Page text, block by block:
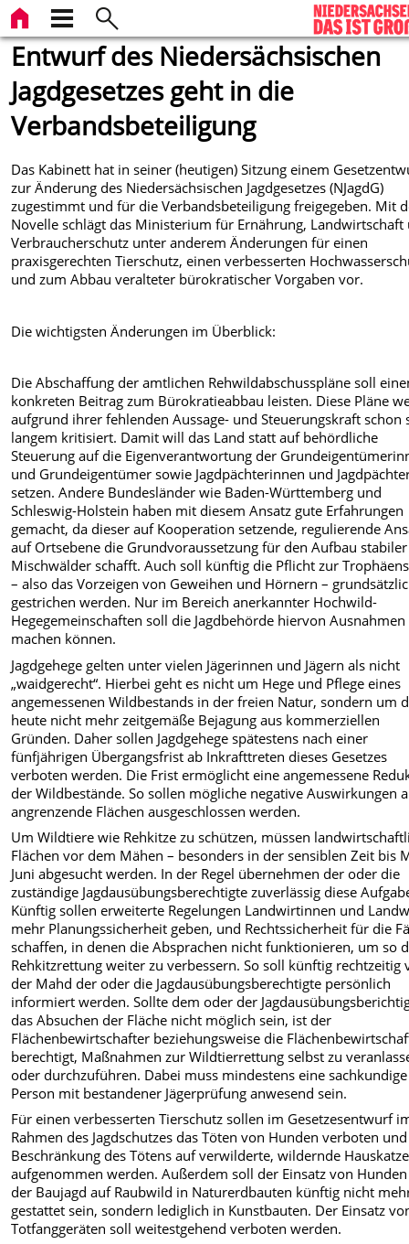
Entwurf des Niedersächsischen
Jagdgesetzes geht in die
Verbandsbeteiligung
Das Kabinett hat in seiner (heutigen) Sitzung einem
zur Änderung des Niedersächsischen Jagdgesetzes (NJagdG)
zugestimmt und für die Verbandsbeteiligung freigegeben. Mit
Novelle schlägt das Ministerium für Ernährung, Landwirtschaft
Verbraucherschutz unter anderem Änderungen für einen
praxisgerechten Tierschutz, einen verbesserten
und zum Abbau veralteter bürokratischer Vorgaben vor.
Die wichtigsten Änderungen im Überblick:
Die Abschaffung der amtlichen Rehwildabschusspläne soll
konkreten Beitrag zum Bürokratieabbau leisten. Diese Pläne
aufgrund ihrer fehlenden Aussage- und Steuerungskraft schon
langem kritisiert. Damit will das Land statt auf behördliche
Steuerung auf die Eigenverantwortung der
und Grundeigentümer sowie Jagdpächterinnen und
setzen. Andere Bundesländer wie Baden-Württemberg und
Schleswig-Holstein haben mit diesem Ansatz gute Erfahrungen
gemacht, da dieser auf Kooperation setzende, regulierende
auf Ortsebene die Grundvoraussetzung für den Aufbau stabiler
Mischwälder schafft. Auch soll künftig die Pflicht zur
– also das Vorzeigen von Geweihen und Hörnern –
gestrichen werden. Nur im Bereich anerkannter Hochwild-
Hegegemeinschaften soll die Jagdbehörde hiervon Ausnahmen
machen können.
Jagdgehege gelten unter vielen Jägerinnen und Jägern als nicht
„waidgerecht“. Hierbei geht es nicht um Hege und Pflege eines
angemessenen Wildbestands in der freien Natur, sondern um
heute nicht mehr zeitgemäße Bejagung aus kommerziellen
Gründen. Daher sollen Jagdgehege spätestens nach einer
fünfjährigen Übergangsfrist ab Inkrafttreten dieses Gesetzes
verboten werden. Die Frist ermöglicht eine angemessene
der Wildbestände. So sollen mögliche negative Auswirkungen
angrenzende Flächen ausgeschlossen werden.
Um Wildtiere wie Rehkitze zu schützen, müssen
Flächen vor dem Mähen – besonders in der sensiblen Zeit bis
Juni abgesucht werden. In der Regel übernehmen der oder die
zuständige Jagdausübungsberechtigte zuverlässig diese
Künftig sollen erweiterte Regelungen Landwirtinnen und
mehr Planungssicherheit geben, und Rechtssicherheit für die
schaffen, in denen die Absprachen nicht funktionieren, um so
Rehkitzrettung weiter zu verbessern. So soll künftig rechtzeitig
der Mahd der oder die Jagdausübungsberechtigte persönlich
informiert werden. Sollte dem oder der
das Absuchen der Fläche nicht möglich sein, ist der
Flächenbewirtschafter beziehungsweise die
berechtigt, Maßnahmen zur Wildtierrettung selbst zu
oder durchzuführen. Dabei muss mindestens eine sachkundige
Person mit bestandener Jägerprüfung anwesend sein.
Für einen verbesserten Tierschutz sollen im Gesetzesentwurf
Rahmen des Jagdschutzes das Töten von Hunden verboten
Beschränkung des Tötens auf verwilderte, wildernde
aufgenommen werden. Außerdem soll der Einsatz von
der Baujagd auf Raubwild in Naturerdbauten künftig nicht
gestattet sein, sondern lediglich in Kunstbauten. Der Einsatz
Totfanggeräten soll weitestgehend verboten werden.